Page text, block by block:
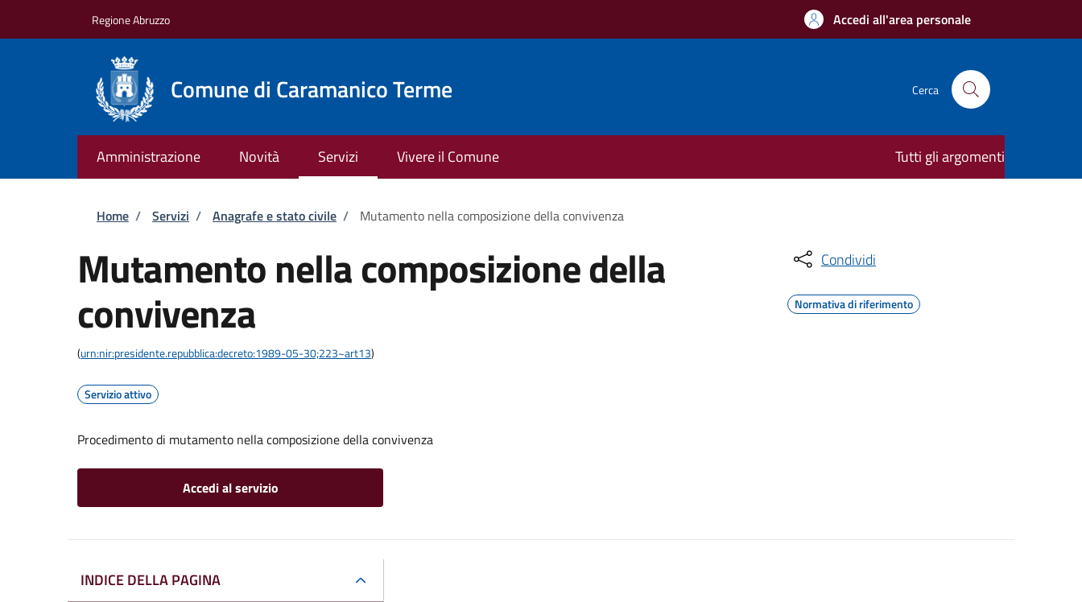
Regione Abruzzo Accedi all'area personale
Comune di Caramanico Terme Cerca
Amministrazione Novità Servizi Vivere il Comune Tutti gli argomenti
Briciole di pane
Home / Servizi / Anagrafe e stato civile / Mutamento nella composizione della convivenza
Mutamento nella composizione della
convivenza
(urn:nir:presidente.repubblica:decreto:1989-05-30;223~art13)
Servizio attivo
Procedimento di mutamento nella composizione della convivenza
Accedi al servizio
Condividi
Normativa di riferimento
INDICE DELLA PAGINA